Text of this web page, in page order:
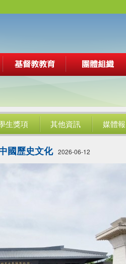
生獎項 其他資訊 媒體
國歷史文化 2026-06-12